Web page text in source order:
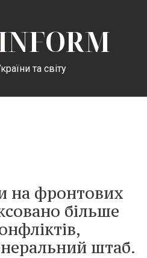
та світу
на фронтових
більше
штаб.